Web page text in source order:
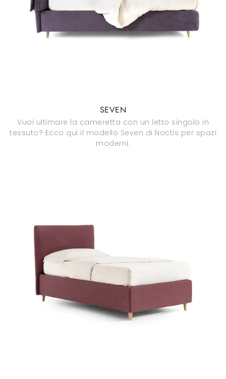
SEVEN
Vuoi ultimare la cameretta con un letto singolo in
tessuto? Ecco qui il modello Seven di Noctis per spazi
moderni.